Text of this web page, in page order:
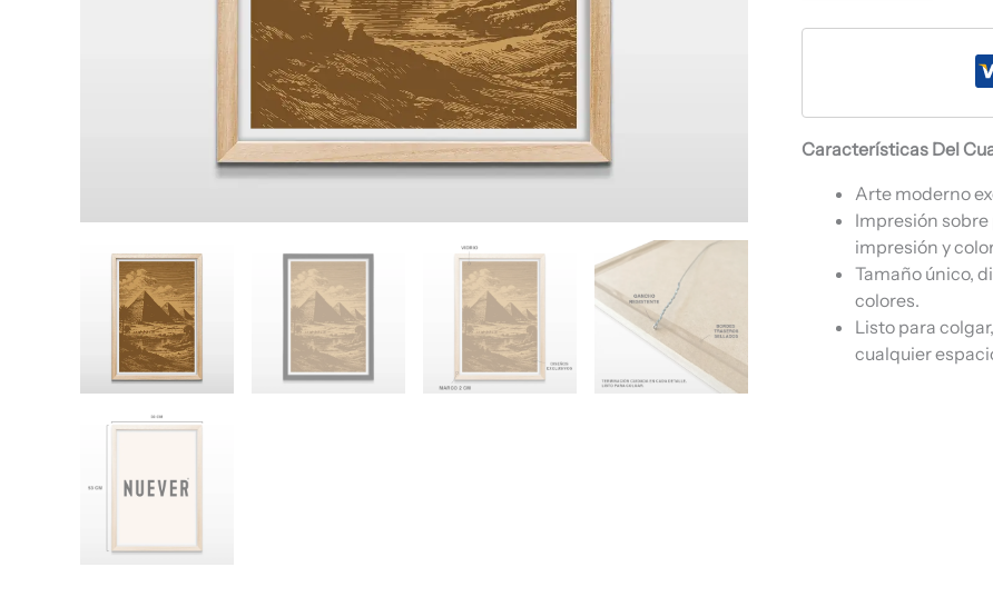
Características Del
Arte moderno
Impresión
impresión y
Tamaño único,
colores.
Listo para
cualquier